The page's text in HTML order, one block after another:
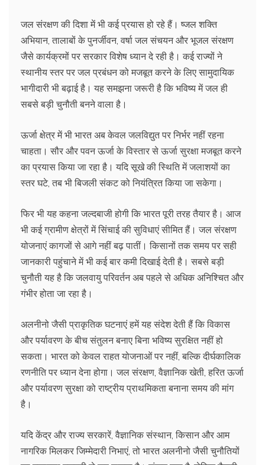
जल संरक्षण की दिशा में भी कई प्रयास हो रहे हैं। ष्जल शक्ति
अभियान, तालाबों के पुनर्जीवन, वर्षा जल संचयन और भूजल संरक्षण
जैसे कार्यक्रमों पर सरकार विशेष ध्यान दे रही है। कई राज्यों ने
स्थानीय स्तर पर जल प्रबंधन को मजबूत करने के लिए सामुदायिक
भागीदारी भी बढ़ाई है। यह समझना जरूरी है कि भविष्य में जल ही
सबसे बड़ी चुनौती बनने वाला है।
ऊर्जा क्षेत्र में भी भारत अब केवल जलविद्युत पर निर्भर नहीं रहना
चाहता। सौर और पवन ऊर्जा के विस्तार से ऊर्जा सुरक्षा मजबूत करने
का प्रयास किया जा रहा है। यदि सूखे की स्थिति में जलाशयों का
स्तर घटे, तब भी बिजली संकट को नियंत्रित किया जा सकेगा।
फिर भी यह कहना जल्दबाजी होगी कि भारत पूरी तरह तैयार है। आज
भी कई ग्रामीण क्षेत्रों में सिंचाई की सुविधाएं सीमित हैं। जल संरक्षण
योजनाएं कागजों से आगे नहीं बढ़ पातीं। किसानों तक समय पर सही
जानकारी पहुंचाने में भी कई बार कमी दिखाई देती है। सबसे बड़ी
चुनौती यह है कि जलवायु परिवर्तन अब पहले से अधिक अनिश्चित और
गंभीर होता जा रहा है।
अलनीनो जैसी प्राकृतिक घटनाएं हमें यह संदेश देती हैं कि विकास
और पर्यावरण के बीच संतुलन बनाए बिना भविष्य सुरक्षित नहीं हो
सकता। भारत को केवल राहत योजनाओं पर नहीं, बल्कि दीर्घकालिक
रणनीति पर ध्यान देना होगा। जल संरक्षण, वैज्ञानिक खेती, हरित ऊर्जा
और पर्यावरण सुरक्षा को राष्ट्रीय प्राथमिकता बनाना समय की मांग
है।
यदि केंद्र और राज्य सरकारें, वैज्ञानिक संस्थान, किसान और आम
नागरिक मिलकर जिम्मेदारी निभाएं, तो भारत अलनीनो जैसी चुनौतियों